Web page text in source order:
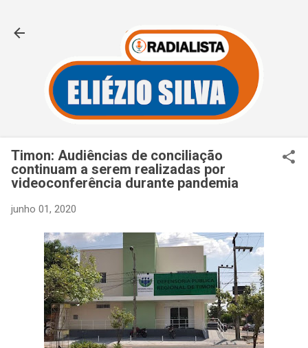
Timon: Audiências de conciliação
continuam a serem realizadas por
videoconferência durante pandemia
junho 01, 2020